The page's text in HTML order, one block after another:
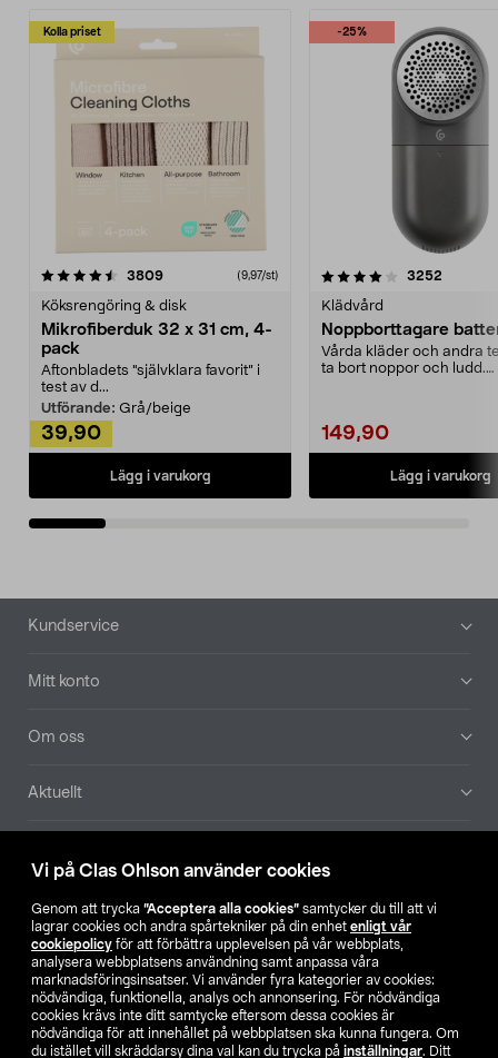
Vi på Clas Ohlson använder cookies
Genom att trycka ”Acceptera alla cookies” samtycker du till att vi
lagrar cookies och andra spårtekniker på din enhet enligt vår
cookiepolicy för att förbättra upplevelsen på vår webbplats,
analysera webbplatsens användning samt anpassa våra
marknadsföringsinsatser. Vi använder fyra kategorier av cookies:
nödvändiga, funktionella, analys och annonsering. För nödvändiga
cookies krävs inte ditt samtycke eftersom dessa cookies är
nödvändiga för att innehållet på webbplatsen ska kunna fungera. Om
du istället vill skräddarsy dina val kan du trycka på inställningar. Ditt
Kolla priset
3809recensioner (9,97/st)
Köksrengöring & disk
Mikrofiberduk 32 x 31 cm, 4-
pack
Aftonbladets "självklara favorit” i
test av d...
Utförande: Grå/beige
39,90
Lägg i varukorg
-25%
4.0av 5 stjärnor 3252
Klädvård
Noppborttagare
Vårda kläder och andra
ta bort noppor och ludd.
149,90
Lägg i varukorg
4.5av 5 stjärnor
Sidfot
Kundservice
Mitt konto
Om oss
Aktuellt
Hitta butik
SE NO FI